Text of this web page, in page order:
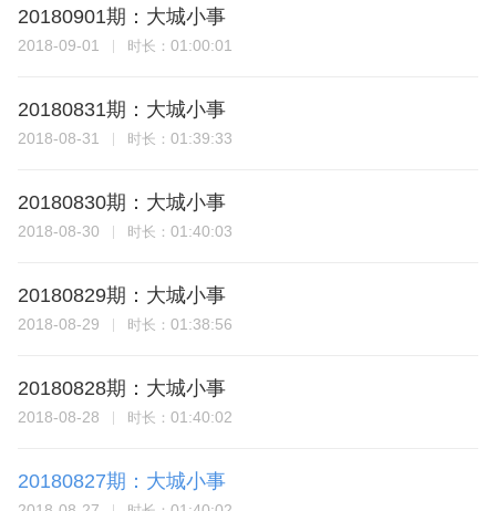
20180901期：大城小事
2018-09-01 时长： 01:00:01
20180831期：大城小事
2018-08-31 时长： 01:39:33
20180830期：大城小事
2018-08-30 时长： 01:40:03
20180829期：大城小事
2018-08-29 时长： 01:38:56
20180828期：大城小事
2018-08-28 时长： 01:40:02
20180827期：大城小事